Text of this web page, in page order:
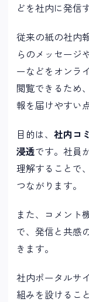
どを社内に発信
従来の紙の社内
らのメッセージ
ーなどをオンラ
閲覧できるため
報を届けやすい
目的は、 社内コ
浸透です。社員
理解することで
つながります。
また、コメント
で、発信と共感
きます。
社内ポータルサ
組みを設けるこ